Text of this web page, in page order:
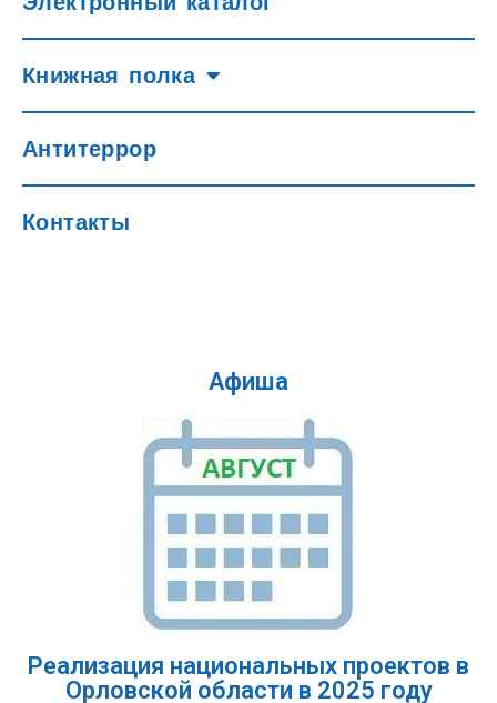
Книжная полка
Антитеррор
Контакты
Афиша
Реализация национальных проектов в
Орловской области в 2025 году